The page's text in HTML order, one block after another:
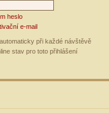
heslo
e-mail
při každé návštěvě
stav pro toto přihlášení